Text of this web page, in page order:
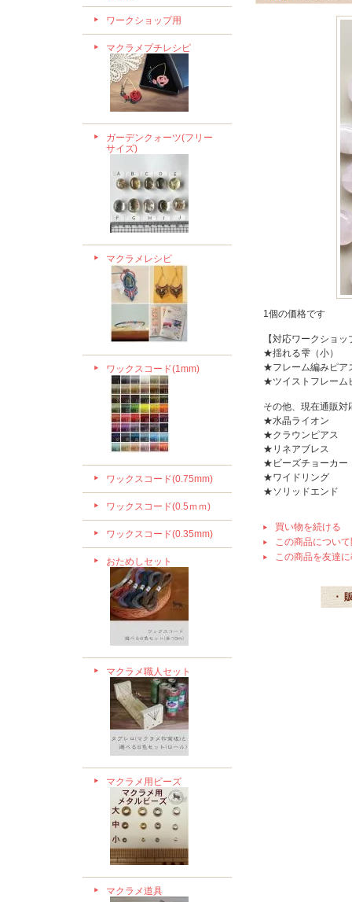
ワークショップ用
マクラメプチレシピ
ガーデンクォーツ(フリー
サイズ)
マクラメレシピ
ワックスコード(1mm)
ワックスコード(0.75mm)
ワックスコード(0.5ｍｍ)
ワックスコード(0.35mm)
おためしセット
マクラメ職人セット
マクラメ用ビーズ
マクラメ道具
1個の価格です
【対応ワークショ
★揺れる雫（小）
★フレーム編みピア
★ツイストフレーム
その他、現在通販
★水晶ライオン
★クラウンピアス
★リネアブレス
★ビーズチョーカー
★ワイドリング
★ソリッドエンド
買い物を続ける
この商品につい
この商品を友達
・